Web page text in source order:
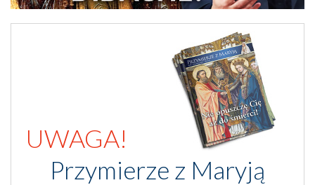
UWAGA!
Przymierze z Maryją